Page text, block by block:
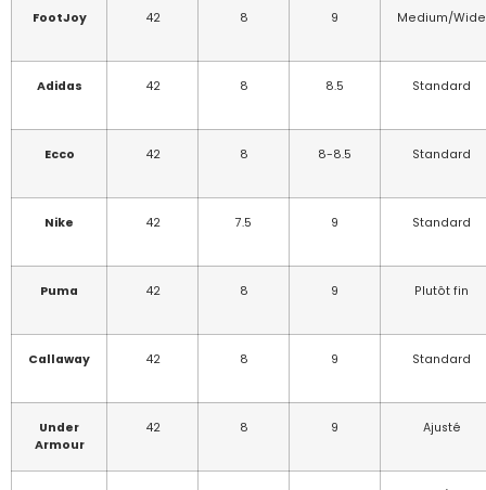
FootJoy 42 8 9 Medium/Wide
Adidas 42 8 8.5 Standard
Ecco 42 8 8-8.5 Standard
Nike 42 7.5 9 Standard
Puma 42 8 9 Plutôt fin
Callaway 42 8 9 Standard
Under
Armour
42 8 9 Ajusté